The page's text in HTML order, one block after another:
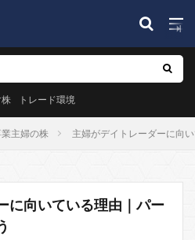
トレード環境
主婦の株 主婦がデイトレーダーに向
に向いている理由｜パー